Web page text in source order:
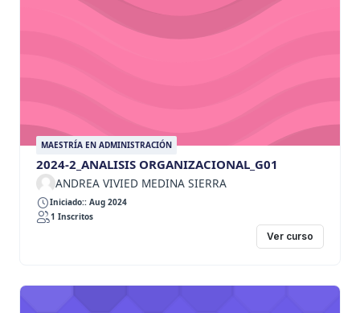
MAESTRÍA EN ADMINISTRACIÓN
2024-2_ANALISIS ORGANIZACIONAL_G01
ANDREA VIVIED MEDINA SIERRA
Iniciado:: Aug 2024
1 Inscritos
Ver curso